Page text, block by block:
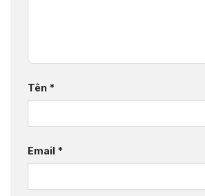
Tên *
Email *